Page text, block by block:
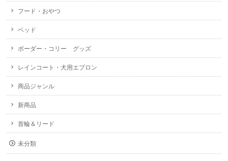
フード・おやつ
ベッド
ボーダー・コリー グッズ
レインコート・犬用エプロン
商品ジャンル
新商品
首輪＆リード
未分類